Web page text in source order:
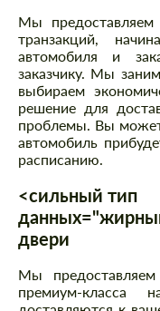
Мы
транзакций,
автомобиля и
заказчику. Мы
выбираем
решение для
проблемы. Вы
автомобиль
расписанию.
<сильный тип
двери
Мы
премиум-